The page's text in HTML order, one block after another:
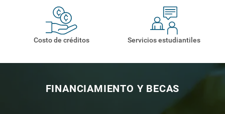
Costo de créditos Servicios estudiantiles
FINANCIAMIENTO Y BECAS